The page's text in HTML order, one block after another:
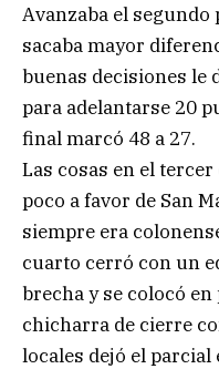
Avanzaba el segundo
sacaba mayor
buenas decisiones le
para adelantarse 20
final marcó 48 a 27.
Las cosas en el
poco a favor de San
siempre era
cuarto cerró con un
brecha y se colocó
chicharra de cierre
locales dejó el parcial